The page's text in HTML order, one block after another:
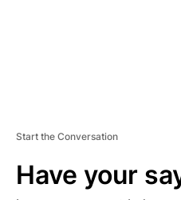
Start the Conversation
Have your